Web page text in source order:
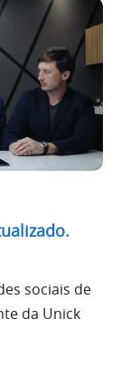
sociais de
da Unick